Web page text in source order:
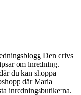
Den drivs
om inredning.
du kan shoppa
där Maria
inredningsbutikerna.